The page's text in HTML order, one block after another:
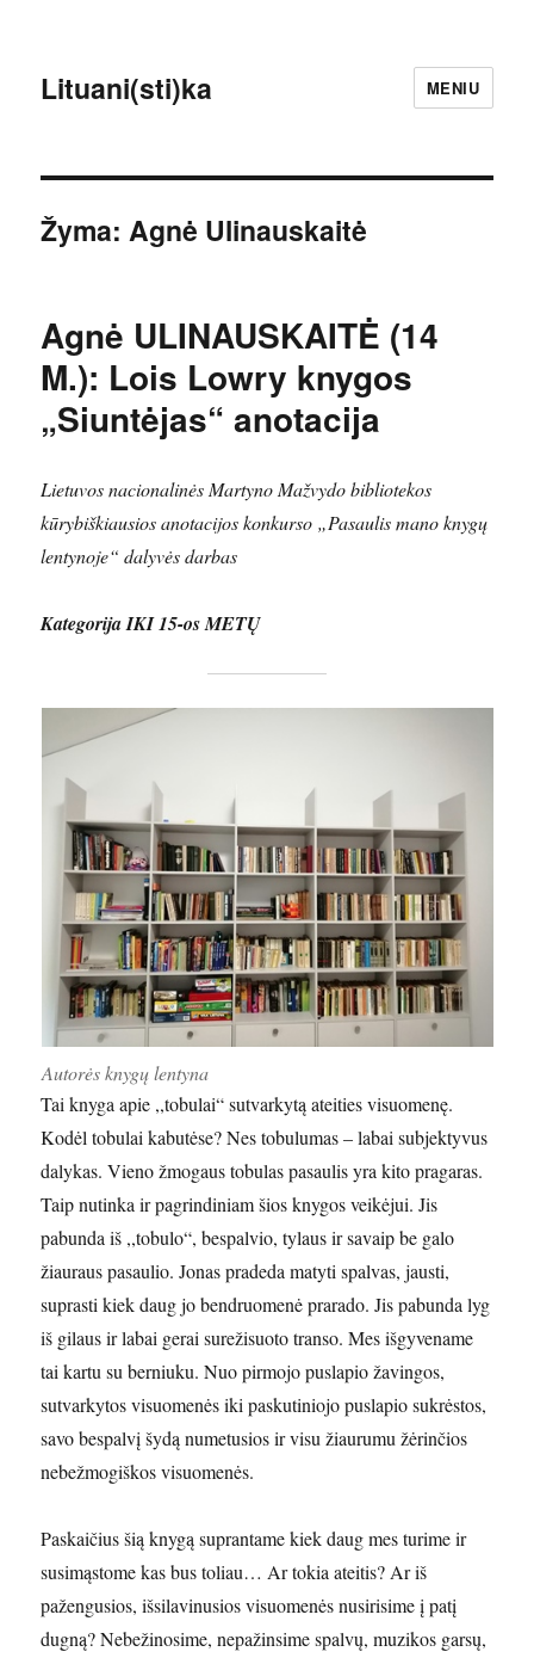
Lituani(sti)ka MENIU
Žyma:Agnė Ulinauskaitė
Agnė ULINAUSKAITĖ (14
M.): Lois Lowry knygos
„Siuntėjas“ anotacija
Lietuvos nacionalinės Martyno Mažvydo bibliotekos
kūrybiškiausios anotacijos konkurso „Pasaulis mano knygų
lentynoje“ dalyvės darbas
Kategorija IKI 15-os METŲ
Autorės knygų lentyna
Tai knyga apie ,,tobulai“ sutvarkytą ateities visuomenę.
Kodėl tobulai kabutėse? Nes tobulumas – labai subjektyvus
dalykas. Vieno žmogaus tobulas pasaulis yra kito pragaras.
Taip nutinka ir pagrindiniam šios knygos veikėjui. Jis
pabunda iš ,,tobulo“, bespalvio, tylaus ir savaip be galo
žiauraus pasaulio. Jonas pradeda matyti spalvas, jausti,
suprasti kiek daug jo bendruomenė prarado. Jis pabunda lyg
iš gilaus ir labai gerai surežisuoto transo. Mes išgyvename
tai kartu su berniuku. Nuo pirmojo puslapio žavingos,
sutvarkytos visuomenės iki paskutiniojo puslapio sukrėstos,
savo bespalvį šydą numetusios ir visu žiaurumu žėrinčios
nebežmogiškos visuomenės.
Paskaičius šią knygą suprantame kiek daug mes turime ir
susimąstome kas bus toliau… Ar tokia ateitis? Ar iš
pažengusios, išsilavinusios visuomenės nusirisime į patį
dugną? Nebežinosime, nepažinsime spalvų, muzikos garsų,